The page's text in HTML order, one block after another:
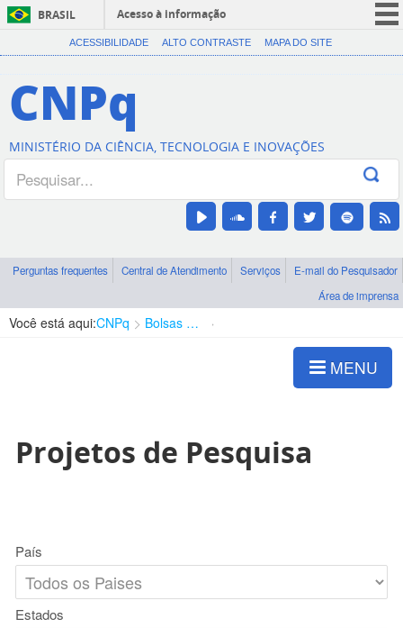
BRASIL
Acesso à informação
CORONAVÍRUS (COVID-19)
Canais
ACESSIBILIDADE ALTO CONTRASTE MAPA DO SITE
CNPq
MINISTÉRIO DA CIÊNCIA, TECNOLOGIA E INOVAÇÕES
Perguntas frequentes Central de Atendimento Serviços
E-mail do Pesquisador
Área de imprensa
Você está aqui:CNPq Bolsas e Auxílios Vigentes
MENU
Projetos de Pesquisa
País
Estados